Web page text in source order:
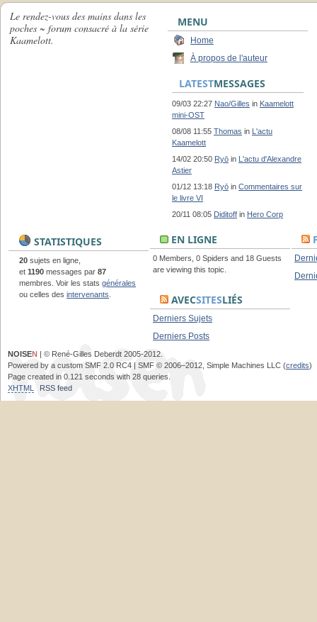
Le rendez-vous des mains dans les
poches ~ forum consacré à la série
Kaamelott.
MENU
Home
À propos de l'auteur
LATESTMESSAGES
09/03 22:27 Nao/Gilles in Kaamelott
mini-OST
08/08 11:55 Thomas in L'actu
Kaamelott
14/02 20:50 Ryō in L'actu d'Alexandre
Astier
01/12 13:18 Ryō in Commentaires sur
le livre VI
20/11 08:05 Diditoff in Hero Corp
STATISTIQUES
20 sujets en ligne,
et 1190 messages par 87
membres. Voir les stats générales
ou celles des intervenants
EN LIGNE
0 Members, 0 Spiders and 18 Guests
are viewing this topic.
AVECSITESLIÉS
Derniers Sujets
Derniers Posts
NOISEN | © René-Gilles Deberdt 2005-2012.
Powered by a custom SMF 2.0 RC4 | SMF © 2006–2012, Simple Machines LLC (credits)
Page created in 0.121 seconds with 28 queries.
XHTML
RSS feed